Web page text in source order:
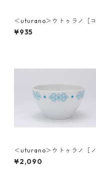
＜uturano＞ウトゥラノ［コ
タンコㇿカムイ］小皿
¥935
＜uturano＞ウトゥラノ［ノ
ンノ］ボウル（深）
¥2,090